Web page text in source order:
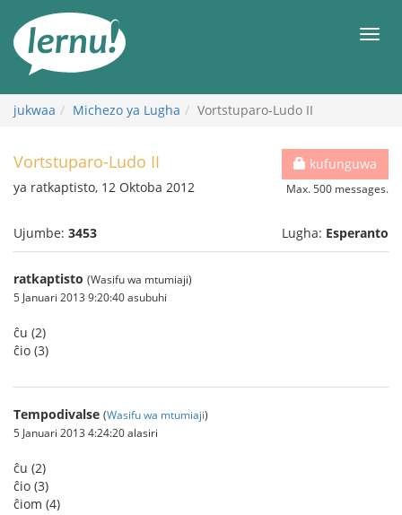
maudhui
jukwaa Michezo ya Lugha Vortstuparo-Ludo II
kufunguwa
Max. 500 messages.
Vortstuparo-Ludo II
ya ratkaptisto, 12 Oktoba 2012
Ujumbe: 3453 Lugha: Esperanto
ratkaptisto (Wasifu wa mtumiaji)
5 Januari 2013 9:20:40 asubuhi
ĉu (2)
ĉio (3)
Tempodivalse (Wasifu wa mtumiaji)
5 Januari 2013 4:24:20 alasiri
ĉu (2)
ĉio (3)
ĉiom (4)